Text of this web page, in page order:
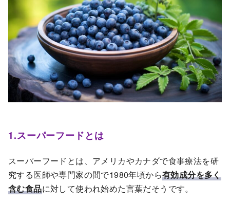
1.スーパーフードとは
スーパーフードとは、アメリカやカナダで食事療法を研
究する医師や専門家の間で1980年頃から有効成分を多く
含む食品に対して使われ始めた言葉だそうです。